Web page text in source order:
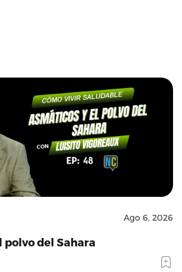
Ago 6, 2026
polvo del Sahara